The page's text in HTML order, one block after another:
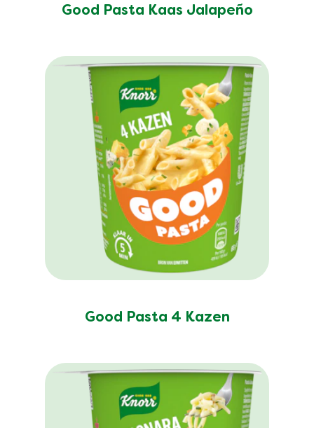
Good Pasta Kaas Jalapeño
Good Pasta 4 Kazen